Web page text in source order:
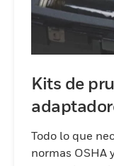
Kits de
Todo lo que
normas OSHA